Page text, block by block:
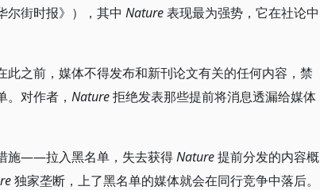
尔街时报》），其中 Nature表现最为强势，它在社论中
之前，媒体不得发布和新刊论文有关的任何内容，禁
对作者， Nature拒绝发表那些提前将消息透漏给媒体
施——拉入黑名单，失去获得Nature提前分发的内容概
独家垄断，上了黑名单的媒体就会在同行竞争中落后。